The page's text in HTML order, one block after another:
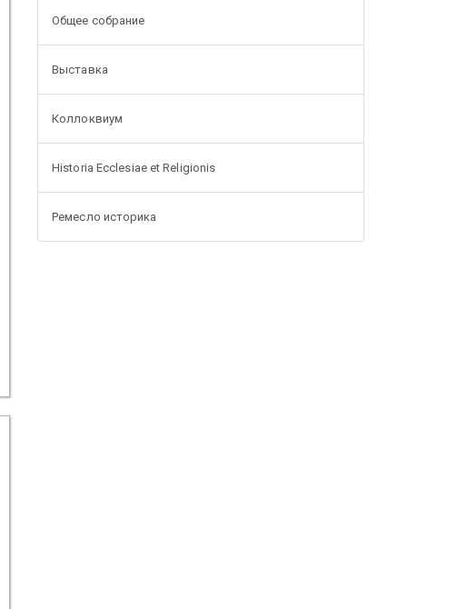
Общее собрание
Выставка
Коллоквиум
Historia Ecclesiae et Religionis
Ремесло историка